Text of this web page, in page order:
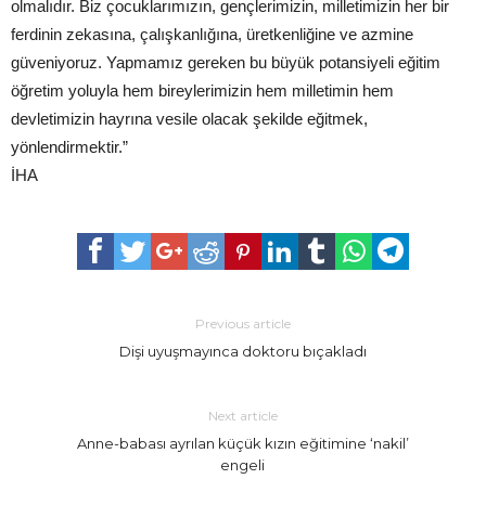
olmalıdır. Biz çocuklarımızın, gençlerimizin, milletimizin her bir
ferdinin zekasına, çalışkanlığına, üretkenliğine ve azmine
güveniyoruz. Yapmamız gereken bu büyük potansiyeli eğitim
öğretim yoluyla hem bireylerimizin hem milletimin hem
devletimizin hayrına vesile olacak şekilde eğitmek,
yönlendirmektir.”
İHA
Previous article
Dişi uyuşmayınca doktoru bıçakladı
Next article
Anne-babası ayrılan küçük kızın eğitimine ‘nakil’
engeli